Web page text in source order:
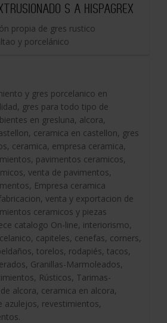
S A HISPAGREX
propia de gres rustico
y porcelánico
y gres porcelanico en
gres para todo tipo de
en gresluna, alcora,
ceramica en castellon, gres
ceramica, empresa ceramica,
pavimentos ceramicos,
venta de pavimentos,
Empresa ceramica
venta y exportacion de
ceramicos y piezas
catalogo On-line, interiorismo,
capiteles, cenefas, corners,
torelos, rodapiés, tacos,
Granillas-Marmoleados,
Rústicos, Tarimas-
alcora, ceramica en alcora,
azulejos, revestimientos,